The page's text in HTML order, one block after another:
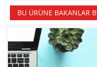
BU ÜRÜNE BAKANLAR